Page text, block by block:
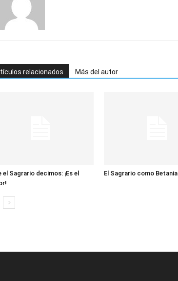
relacionados Más del autor
el Sagrario decimos: ¡Es el
El Sagrario como Betania